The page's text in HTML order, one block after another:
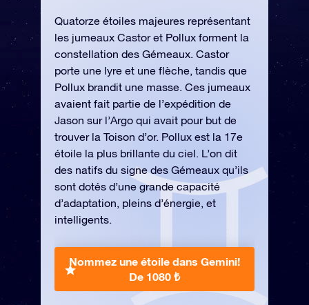
Quatorze étoiles majeures représentant
les jumeaux Castor et Pollux forment la
constellation des Gémeaux. Castor
porte une lyre et une flèche, tandis que
Pollux brandit une masse. Ces jumeaux
avaient fait partie de l’expédition de
Jason sur l’Argo qui avait pour but de
trouver la Toison d’or. Pollux est la 17e
étoile la plus brillante du ciel. L’on dit
des natifs du signe des Gémeaux qu’ils
sont dotés d’une grande capacité
d’adaptation, pleins d’énergie, et
intelligents.
Nommez une étoile dans Gemini!
De 1080 ₺